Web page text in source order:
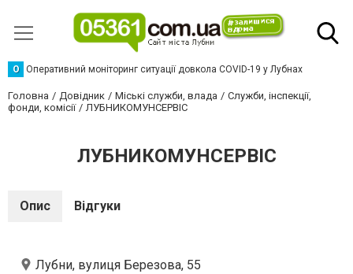
О Оперативний моніторинг ситуації довкола COVID-19 у Лубнах
Головна Довідник Міські служби, влада
Служби, інспекції,
фонди, комісії
ЛУБНИКОМУНСЕРВІС
ЛУБНИКОМУНСЕРВІС
Опис Відгуки
Лубни, вулиця Березова, 55